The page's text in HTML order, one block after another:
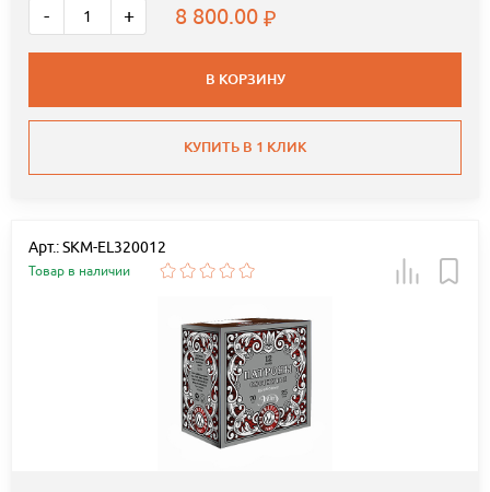
- + 8 800.00
В КОРЗИНУ
КУПИТЬ В 1 КЛИК
Арт.: SKM-EL320012
Товар в наличии